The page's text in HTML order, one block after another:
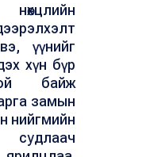
үүнийг
хүн бүр
байж
замын
нийгмийн